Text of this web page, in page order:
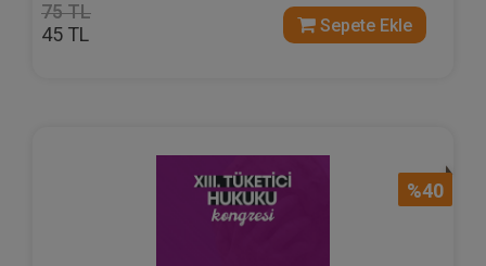
75 TL
45 TL Sepete Ekle
%40